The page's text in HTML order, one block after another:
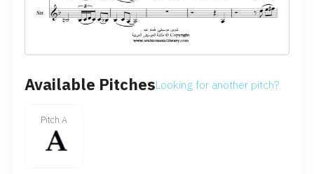
Available PitchesLooking for another pitch?
Pitch A